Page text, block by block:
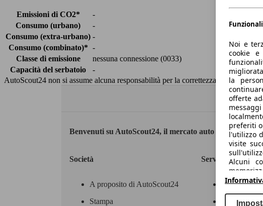
Emissioni di CO2*
-
Consumo (urbano)
-
Consumo (extra-urbano) -
Consumo (combinato)* -
Classe di emissione
nessuna connessione (0033)
Capacità del serbatoio
-
AutoScout24 non si assume alcuna responsabilità per la correttezza dei dati.
Benvenuti su AutoScout24, il mercato auto europeo.
Società
A proposito di AutoScout24
Stampa
Servizi
Contatti
Marche e
Noi e
cookie
la
offerte
preferiti
l'utilizzo
visite
Alcuni